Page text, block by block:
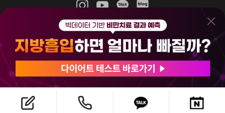
365mc 병·의원 이용약관
홈페이지 이용약관
비급여진료수가
(주)365mcㅣ서울특별시 서초구 서초대로52길 7, 3~4층(서초동, 제일빌딩)
120-87-04354ㅣ김남철
COPYRIGHT(C) 2025 365mc. ALL RIGHTS RESERVED.